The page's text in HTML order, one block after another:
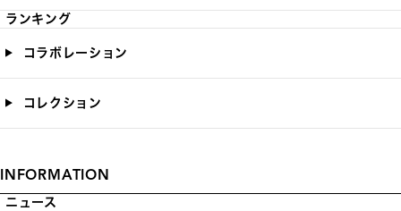
ランキング
コラボレーション
コレクション
INFORMATION
ニュース